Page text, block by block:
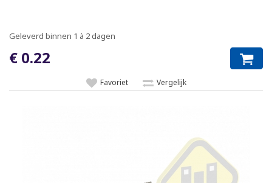
Geleverd binnen 1 à 2 dagen
€ 0.22
Favoriet Vergelijk